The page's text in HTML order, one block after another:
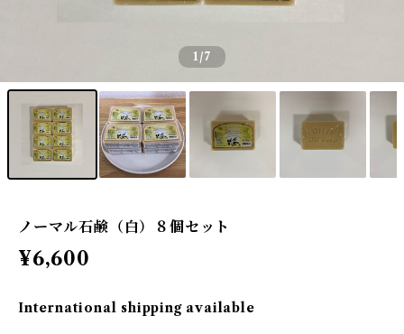
1/7
ノーマル石鹸（白）８個セット
¥6,600
International shipping available